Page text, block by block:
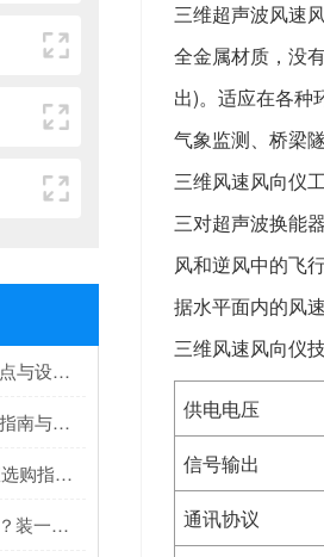
隧道监测系统招标要点与设备选型建议
水面救援机器人选购指南与推荐top榜单
2026太阳辐射监测仪选购指南与推荐，实测靠谱！
灰尘遮板少发15%电？装一台光伏灰尘检测仪，提升发电效率，清洗成本省20%
三维超声波风速
全金属材质，没
出)。适应在各种
气象监测、桥梁
三维风速风向仪
三对超声波换能
风和逆风中的飞
据水平面内的风
三维风速风向仪
供电电压
信号输出
通讯协议